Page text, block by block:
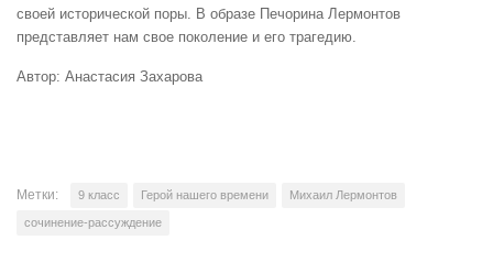
своей исторической поры. В образе Печорина Лермонтов
представляет нам свое поколение и его трагедию.
Автор: Анастасия Захарова
Метки: 9 класс Герой нашего времени Михаил Лермонтов
сочинение-рассуждение